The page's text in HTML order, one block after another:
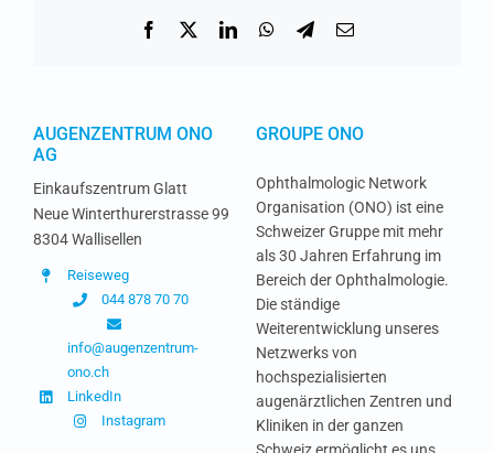
Facebook LinkedInWhatsApp
TelegramEmail
AUGENZENTRUM ONO
AG
Einkaufszentrum Glatt
Neue Winterthurerstrasse 99
8304 Wallisellen
Reiseweg
044 878 70 70
info@augenzentrum-
ono.ch
LinkedIn
Instagram
GROUPE ONO
Ophthalmologic Network
Organisation (ONO) ist eine
Schweizer Gruppe mit mehr
als 30 Jahren Erfahrung im
Bereich der Ophthalmologie.
Die ständige
Weiterentwicklung unseres
Netzwerks von
hochspezialisierten
augenärztlichen Zentren und
Kliniken in der ganzen